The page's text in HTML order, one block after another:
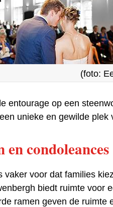
(foto:
entourage op een
unieke en gewilde
condoleances
vaker voor dat families
biedt ruimte voor
ramen geven de ruimte